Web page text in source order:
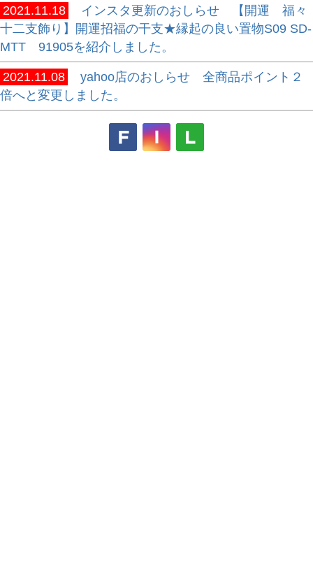
2021.11.18
インスタ更新のおしらせ 【開運 福々
十二支飾り】開運招福の干支★縁起の良い置物S09 SD-
MTT 91905を紹介しました。
2021.11.08
yahoo店のおしらせ 全商品ポイント２
倍へと変更しました。